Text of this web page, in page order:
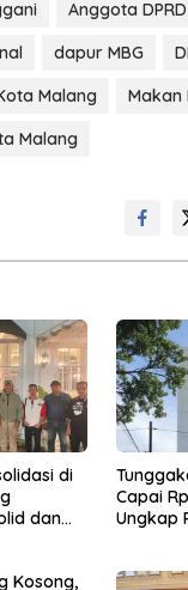
Anggota DPRD
dapur MBG
Malang
Makan
Malang
di
dan
Capai
Ungkap
Kosong,